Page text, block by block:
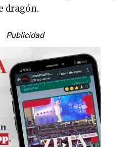
dragón.
Publicidad